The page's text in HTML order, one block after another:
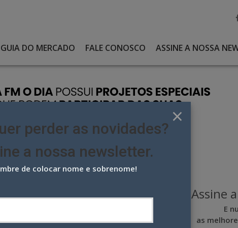
GUIA DO MERCADO FALE CONOSCO ASSINE A NOSSA
DESESPERADOS’ E SÉRGIO MALLANDRO DE
dos Desesperados’ e
Assine
E
as
×
perder as novidades?
a nossa newsletter.
de colocar nome e sobrenome!